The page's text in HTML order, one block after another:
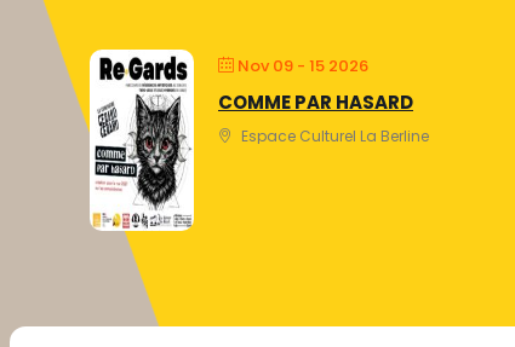
Nov 09 - 15 2026
COMME PAR HASARD
Espace Culturel La Berline